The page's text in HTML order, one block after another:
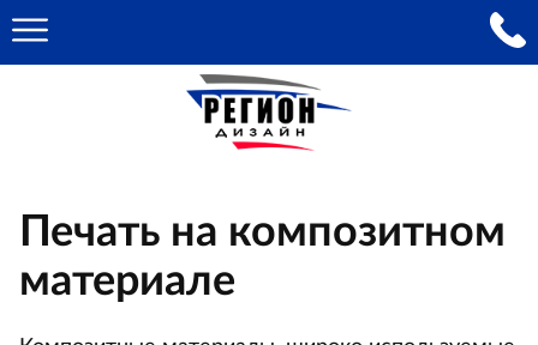
Печать на композитном
материале